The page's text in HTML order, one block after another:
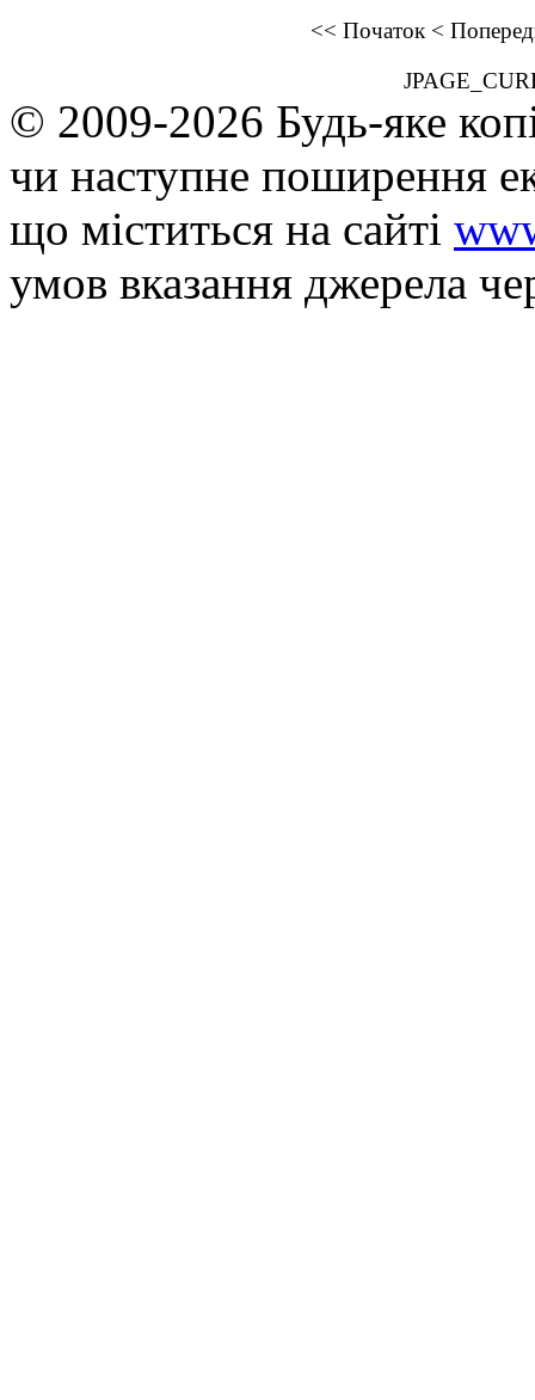
<< Початок <
© 2009-2026 Будь-яке
чи наступне поширення
що мiститься на сайті
умов вказання джерела